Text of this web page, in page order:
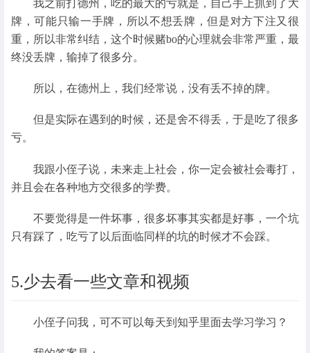
我之前打德州，吃的最大的亏就是，自己手上抓到了大
牌，可能只输一手牌，所以不想丢牌，但是对方下注又很
重，所以非常纠结，这个时候赌bo的心理就会非常严重，最
终没丢牌，输掉了很多分。
所以，在德州上，我们经常说，没有丢不掉的牌。
但是实际在遇到的时候，还是舍不得丢，于是吃了很多
亏。
我跟小侄子说，未来走上社会，你一定会被社会毒打，
并且会在各种地方交很多的学费。
不要觉得是一件坏事，很多坏事其实都是好事，一个坑
只有踩了，吃亏了以后面临同样的坑的时候才不会踩。
5.少去看一些文章和视频
小侄子问我，可不可以每天到知乎里面去学习学习？